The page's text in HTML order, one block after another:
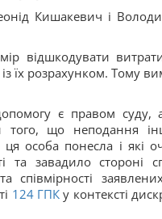
Кишакевич і
відшкодувати
їх розрахунком. Тому
є правом суду,
того, що неподання
особа понесла і які
та завадило стороні
співмірності
124 ГПКу контексті